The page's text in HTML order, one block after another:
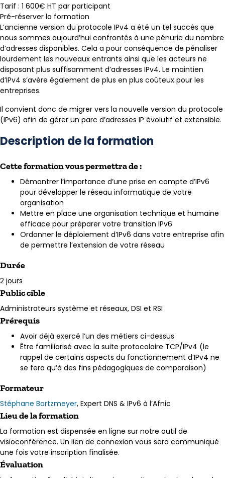
Tarif : 1 600€ HT par participant
Pré-réserver la formation
L’ancienne version du protocole IPv4 a été un tel succès que
nous sommes aujourd’hui confrontés à une pénurie du nombre
d’adresses disponibles. Cela a pour conséquence de pénaliser
lourdement les nouveaux entrants ainsi que les acteurs ne
disposant plus suffisamment d’adresses IPv4. Le maintien
d’IPv4 s’avère également de plus en plus coûteux pour les
entreprises.
Il convient donc de migrer vers la nouvelle version du protocole
(IPv6) afin de gérer un parc d’adresses IP évolutif et extensible.
Description de la formation
Cette formation vous permettra de :
Démontrer l’importance d’une prise en compte d’IPv6
pour développer le réseau informatique de votre
organisation
Mettre en place une organisation technique et humaine
efficace pour préparer votre transition IPv6
Ordonner le déploiement d’IPv6 dans votre entreprise afin
de permettre l’extension de votre réseau
Durée
2 jours
Public cible
Administrateurs système et réseaux, DSI et RSI
Prérequis
Avoir déjà exercé l’un des métiers ci-dessus
Être familiarisé avec la suite protocolaire TCP/IPv4 (le
rappel de certains aspects du fonctionnement d’IPv4 ne
se fera qu’à des fins pédagogiques de comparaison)
Formateur
Stéphane Bortzmeyer, Expert DNS & IPv6 à l’Afnic
Lieu de la formation
La formation est dispensée en ligne sur notre outil de
visioconférence. Un lien de connexion vous sera communiqué
une fois votre inscription finalisée.
Évaluation